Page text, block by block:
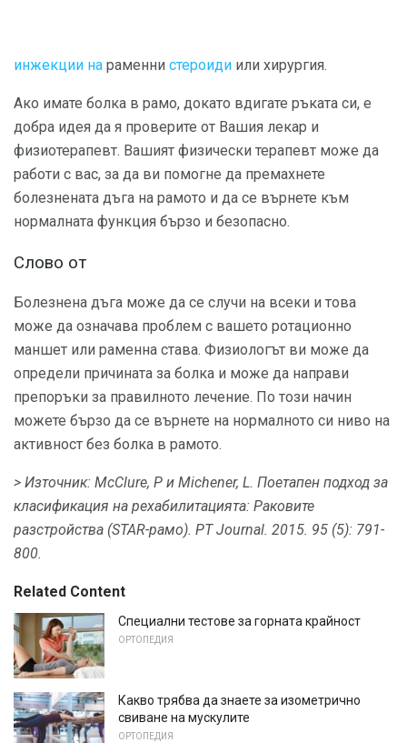
инжекции на раменни стероиди или хирургия.
Ако имате болка в рамо, докато вдигате ръката си, е
добра идея да я проверите от Вашия лекар и
физиотерапевт. Вашият физически терапевт може да
работи с вас, за да ви помогне да премахнете
болезнената дъга на рамото и да се върнете към
нормалната функция бързо и безопасно.
Слово от
Болезнена дъга може да се случи на всеки и това
може да означава проблем с вашето ротационно
маншет или раменна става. Физиологът ви може да
определи причината за болка и може да направи
препоръки за правилното лечение. По този начин
можете бързо да се върнете на нормалното си ниво на
активност без болка в рамото.
> Източник: McClure, P и Michener, L. Поетапен подход за
класификация на рехабилитацията: Раковите
разстройства (STAR-рамо). PT Journal. 2015. 95 (5): 791-
800.
Related Content
Специални тестове за горната крайност
ОРТОПЕДИЯ
Какво трябва да знаете за изометрично
свиване на мускулите
ОРТОПЕДИЯ